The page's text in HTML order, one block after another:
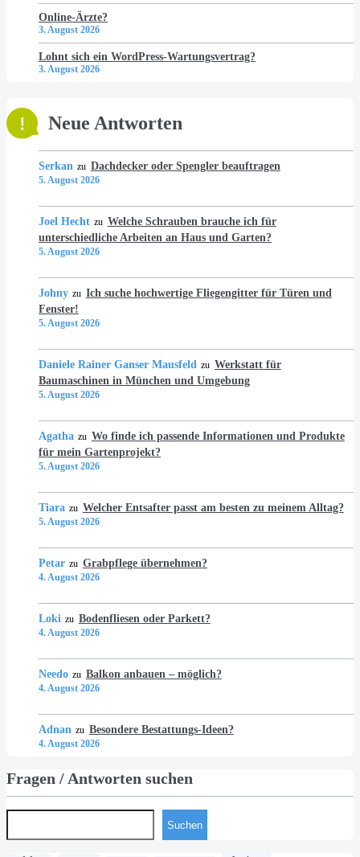
Online-Ärzte?
3. August 2026
Lohnt sich ein WordPress-Wartungsvertrag?
3. August 2026
Neue Antworten
Serkan zu Dachdecker oder Spengler beauftragen
5. August 2026
Joel Hecht zu Welche Schrauben brauche ich für
unterschiedliche Arbeiten an Haus und Garten?
5. August 2026
Johny zu Ich suche hochwertige Fliegengitter für Türen und
Fenster!
5. August 2026
Daniele Rainer Ganser Mausfeld zu Werkstatt für
Baumaschinen in München und Umgebung
5. August 2026
Agatha zu Wo finde ich passende Informationen und Produkte
für mein Gartenprojekt?
5. August 2026
Tiara zu Welcher Entsafter passt am besten zu meinem Alltag?
5. August 2026
Petar zu Grabpflege übernehmen?
4. August 2026
Loki zu Bodenfliesen oder Parkett?
4. August 2026
Needo zu Balkon anbauen – möglich?
4. August 2026
Adnan zu Besondere Bestattungs-Ideen?
4. August 2026
Fragen / Antworten suchen
Suchen